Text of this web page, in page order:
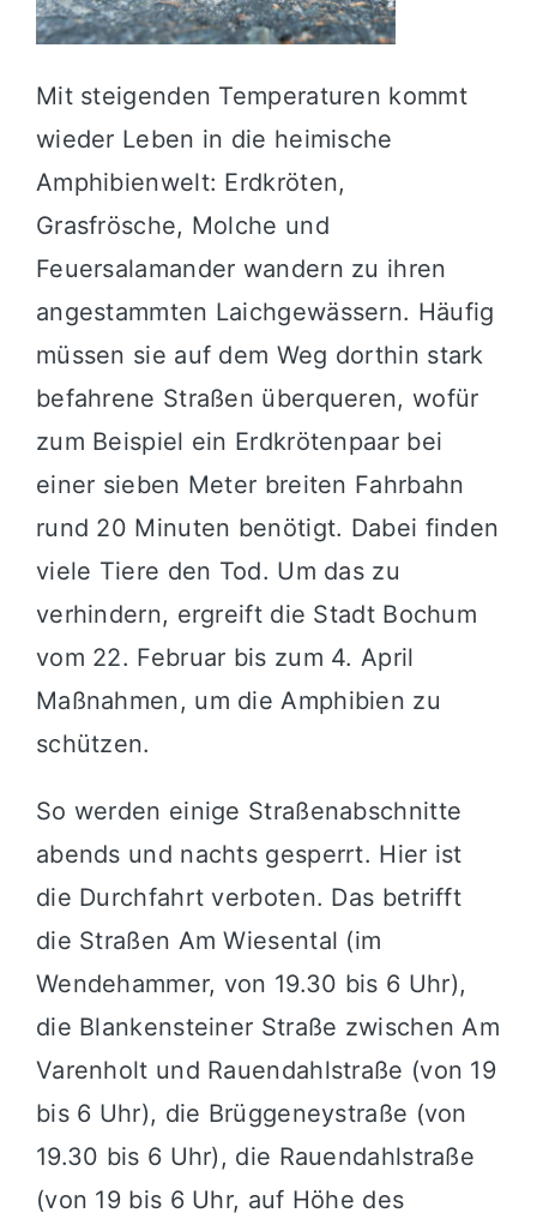
Mit steigenden Temperaturen kommt
wieder Leben in die heimische
Amphibienwelt: Erdkröten,
Grasfrösche, Molche und
Feuersalamander wandern zu ihren
angestammten Laichgewässern. Häufig
müssen sie auf dem Weg dorthin stark
befahrene Straßen überqueren, wofür
zum Beispiel ein Erdkrötenpaar bei
einer sieben Meter breiten Fahrbahn
rund 20 Minuten benötigt. Dabei finden
viele Tiere den Tod. Um das zu
verhindern, ergreift die Stadt Bochum
vom 22. Februar bis zum 4. April
Maßnahmen, um die Amphibien zu
schützen.
So werden einige Straßenabschnitte
abends und nachts gesperrt. Hier ist
die Durchfahrt verboten. Das betrifft
die Straßen Am Wiesental (im
Wendehammer, von 19.30 bis 6 Uhr),
die Blankensteiner Straße zwischen Am
Varenholt und Rauendahlstraße (von 19
bis 6 Uhr), die Brüggeneystraße (von
19.30 bis 6 Uhr), die Rauendahlstraße
(von 19 bis 6 Uhr, auf Höhe des